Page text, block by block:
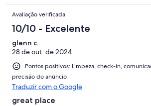
Avaliação verificada
10/10 - Excelente
glenn c.
28 de out. de 2024
Pontos positivos: Limpeza, check-in,
precisão do anúncio
Traduzir com o Google
great place